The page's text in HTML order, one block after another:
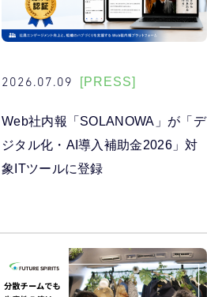
2026.07.09 [PRESS]
Web社内報「SOLANOWA」が「デ
ジタル化・AI導入補助金2026」対
象ITツールに登録